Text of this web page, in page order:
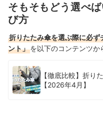
そもそもどう選べ
び方
折りたたみ傘を選ぶ際に必
ント」を以下のコンテンツか
【徹底比較】折り
【2026年4月】